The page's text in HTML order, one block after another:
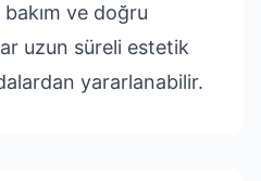
ve doğru
uzun süreli estetik
yararlanabilir.